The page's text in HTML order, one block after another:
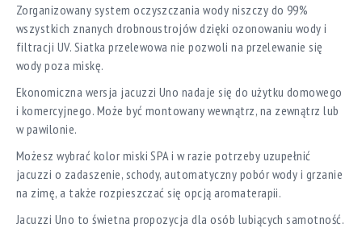
Zorganizowany system oczyszczania wody niszczy do 99%
wszystkich znanych drobnoustrojów dzięki ozonowaniu wody i
filtracji UV. Siatka przelewowa nie pozwoli na przelewanie się
wody poza miskę.
Ekonomiczna wersja jacuzzi Uno nadaje się do użytku domowego
i komercyjnego. Może być montowany wewnątrz, na zewnątrz lub
w pawilonie.
Możesz wybrać kolor miski SPA i w razie potrzeby uzupełnić
jacuzzi o zadaszenie, schody, automatyczny pobór wody i grzanie
na zimę, a także rozpieszczać się opcją aromaterapii.
Jacuzzi Uno to świetna propozycja dla osób lubiących samotność.